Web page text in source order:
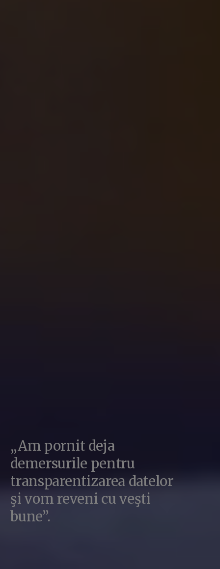
„Am pornit deja
demersurile pentru
transparentizarea datelor
şi vom reveni cu veşti
bune”.